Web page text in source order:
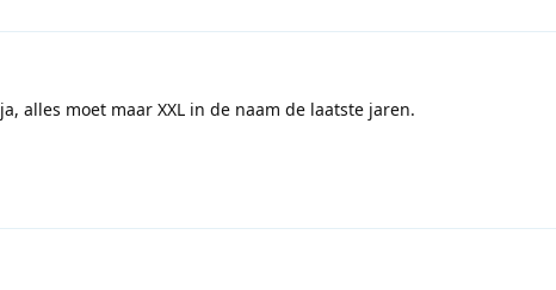
ja, alles moet maar XXL in de naam de laatste jaren.